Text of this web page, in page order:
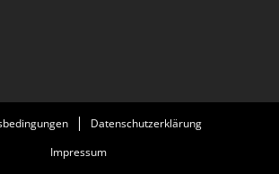
Datenschutzerklärung
Impressum